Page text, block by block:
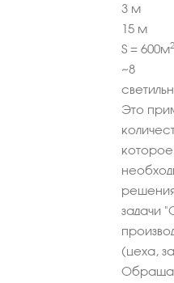
3 м
15 м
S = 600м2
~8
Это
которое
задачи
(цеха,